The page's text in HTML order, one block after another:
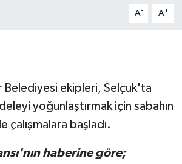
A- A+
Belediyesi ekipleri, Selçuk'ta
yoğunlaştırmak için sabahın
çalışmalara başladı.
haberine göre;